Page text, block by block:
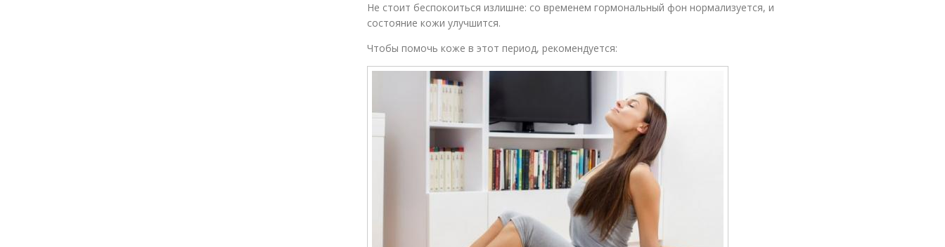
Не стоит беспокоиться излишне: со временем гормональный фон нормализуется, и
состояние кожи улучшится.
Чтобы помочь коже в этот период, рекомендуется: